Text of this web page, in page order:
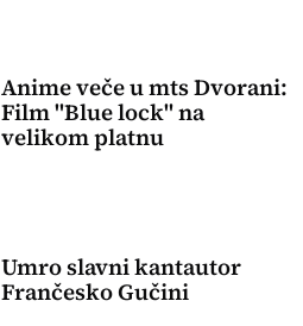
Anime veče u mts Dvorani:
Film "Blue lock" na
velikom platnu
Umro slavni kantautor
Frančesko Gučini